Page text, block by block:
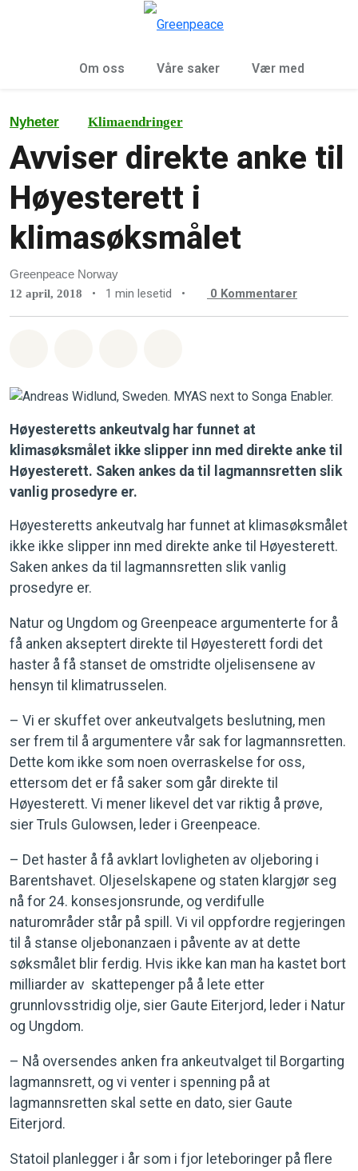
Om oss Våre saker Vær med
Nyheter Klimaendringer
Avviser direkte anke til
Høyesterett i
klimasøksmålet
Greenpeace Norway
12 april, 2018 • 1 min lesetid • 0 Kommentarer
Høyesteretts ankeutvalg har funnet at
klimasøksmålet ikke slipper inn med direkte anke til
Høyesterett. Saken ankes da til lagmannsretten slik
vanlig prosedyre er.
Høyesteretts ankeutvalg har funnet at klimasøksmålet
ikke ikke slipper inn med direkte anke til Høyesterett.
Saken ankes da til lagmannsretten slik vanlig
prosedyre er.
Natur og Ungdom og Greenpeace argumenterte for å
få anken akseptert direkte til Høyesterett fordi det
haster å få stanset de omstridte oljelisensene av
hensyn til klimatrusselen.
– Vi er skuffet over ankeutvalgets beslutning, men
ser frem til å argumentere vår sak for lagmannsretten.
Dette kom ikke som noen overraskelse for oss,
ettersom det er få saker som går direkte til
Høyesterett. Vi mener likevel det var riktig å prøve,
sier Truls Gulowsen, leder i Greenpeace.
– Det haster å få avklart lovligheten av oljeboring i
Barentshavet. Oljeselskapene og staten klargjør seg
nå for 24. konsesjonsrunde, og verdifulle
naturområder står på spill. Vi vil oppfordre regjeringen
til å stanse oljebonanzaen i påvente av at dette
søksmålet blir ferdig. Hvis ikke kan man ha kastet bort
milliarder av skattepenger på å lete etter
grunnlovsstridig olje, sier Gaute Eiterjord, leder i Natur
og Ungdom.
– Nå oversendes anken fra ankeutvalget til Borgarting
lagmannsrett, og vi venter i spenning på at
lagmannsretten skal sette en dato, sier Gaute
Eiterjord.
Statoil planlegger i år som i fjor leteboringer på flere